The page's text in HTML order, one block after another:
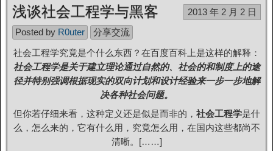
浅谈社会工程学与黑客
2013 年 2 月 2 日
Posted by R0uter
分享交流
社会工程学究竟是个什么东西？在百度百科上是这样的解释：
社会工程学是关于建立理论通过自然的、社会的和制度上的途
径并特别强调根据现实的双向计划和设计经验来一步一步地解
决各种社会问题。
但你若仔细来看，这种定义还是似是而非的， 社会工程学是什
么，怎么来的，它有什么用，究竟怎么用，在国内这些都尚不
清晰。[……]